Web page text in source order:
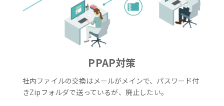
PPAP対策
社内ファイルの交換はメールがメインで、パスワード付
きZipフォルダで送っているが、廃止したい。